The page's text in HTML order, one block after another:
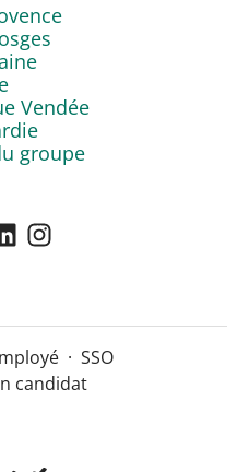
Vendée
groupe
· SSO
candidat